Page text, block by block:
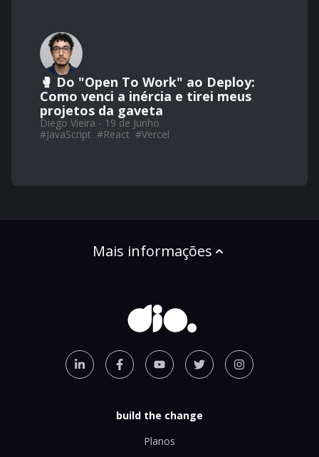
🥊 Do "Open To Work" ao Deploy:
Como venci a inércia e tirei meus
projetos da gaveta
Diego Vieira - 19 de Junho
#JavaScript #React #Vercel
Mais informações
build the change
Planos